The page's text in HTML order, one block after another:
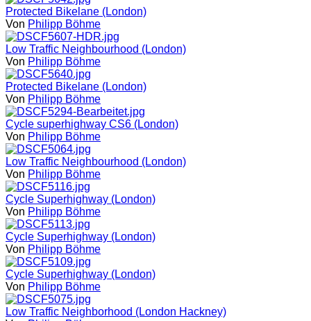
Protected Bikelane (London)
Von Philipp Böhme
Low Traffic Neighbourhood (London)
Von Philipp Böhme
Protected Bikelane (London)
Von Philipp Böhme
Cycle superhighway CS6 (London)
Von Philipp Böhme
Low Traffic Neighbourhood (London)
Von Philipp Böhme
Cycle Superhighway (London)
Von Philipp Böhme
Cycle Superhighway (London)
Von Philipp Böhme
Cycle Superhighway (London)
Von Philipp Böhme
Low Traffic Neighborhood (London Hackney)